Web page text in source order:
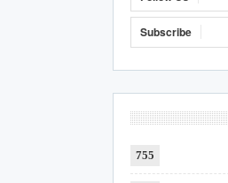
Subscribe
755